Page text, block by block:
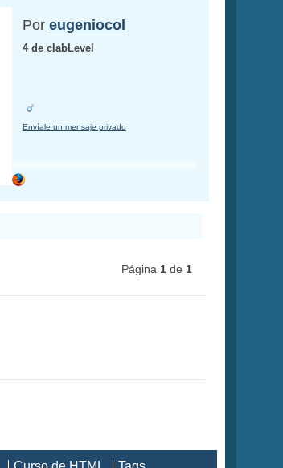
Por eugeniocol
4 de clabLevel
Envíale un mensaje privado
Página 1 de 1